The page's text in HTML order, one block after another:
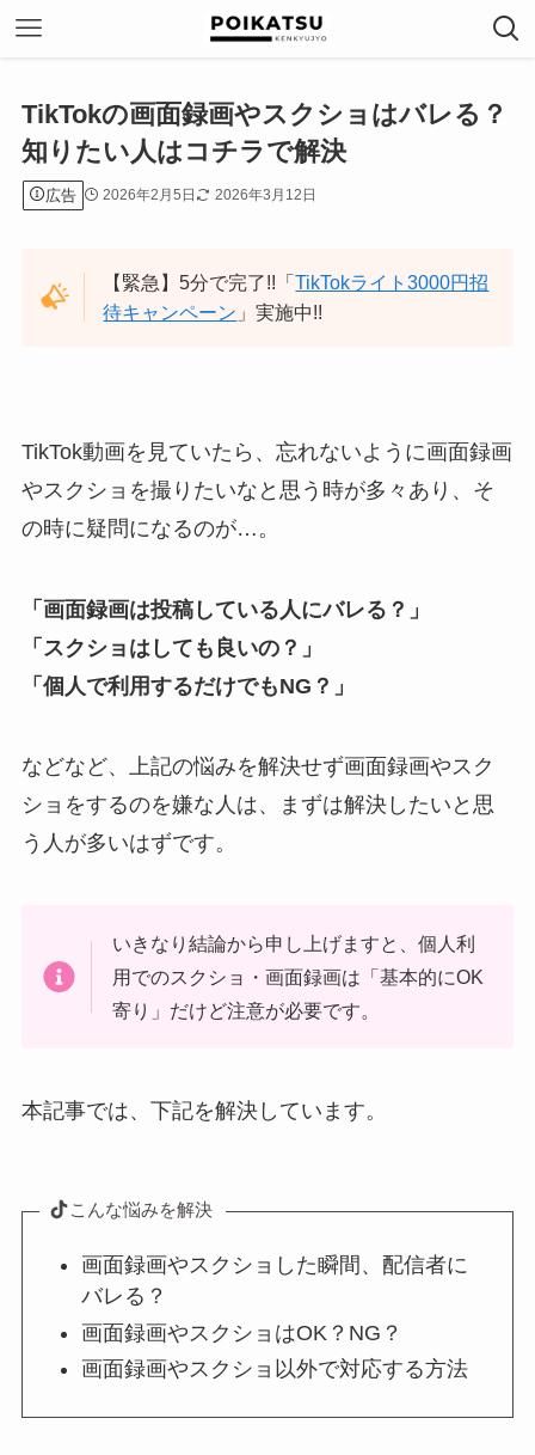
TikTokの画面録画やスクショはバレる？
知りたい人はコチラで解決
広告 2026年2月5日 2026年3月12日
【緊急】5分で完了!!「TikTokライト3000円招
待キャンペーン 」実施中!!
TikTok動画を見ていたら、忘れないように画面録画
やスクショを撮りたいなと思う時が多々あり、そ
の時に疑問になるのが…。
「画面録画は投稿している人にバレる？」
「スクショはしても良いの？」
「個人で利用するだけでもNG？」
などなど、上記の悩みを解決せず画面録画やスク
ショをするのを嫌な人は、まずは解決したいと思
う人が多いはずです。
いきなり結論から申し上げますと、個人利
用でのスクショ・画面録画は「基本的にOK
寄り」だけど注意が必要です。
本記事では、下記を解決しています。
こんな悩みを解決
画面録画やスクショした瞬間、配信者に
バレる？
画面録画やスクショはOK？NG？
画面録画やスクショ以外で対応する方法